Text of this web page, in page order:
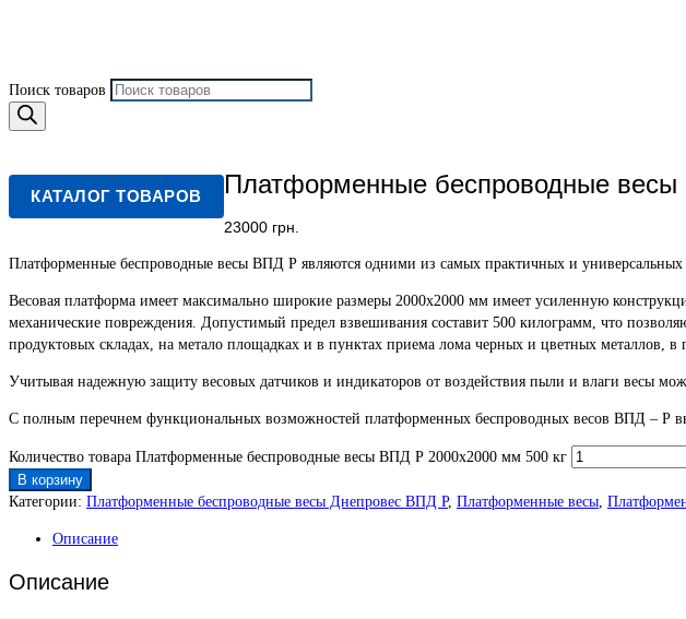
Поиск товаров
КАТАЛОГ ТОВАРОВ Платформенные беспроводные
23000 грн.
Платформенные беспроводные весы ВПД Р являются одними из самых практичных и
Весовая платформа имеет максимально широкие размеры 2000х2000 мм имеет усиленную
механические повреждения. Допустимый предел взвешивания составит 500 килограмм, что
продуктовых складах, на метало площадках и в пунктах приема лома черных и цветных металлов,
Учитывая надежную защиту весовых датчиков и индикаторов от воздействия пыли и влаги весы
С полным перечнем функциональных возможностей платформенных беспроводных весов ВПД – Р
Количество товара Платформенные беспроводные весы ВПД Р 2000х2000 мм 500 кг
В корзину
Категории: Платформенные беспроводные весы Днепровес ВПД Р, Платформенные весы,
Описание
Описание